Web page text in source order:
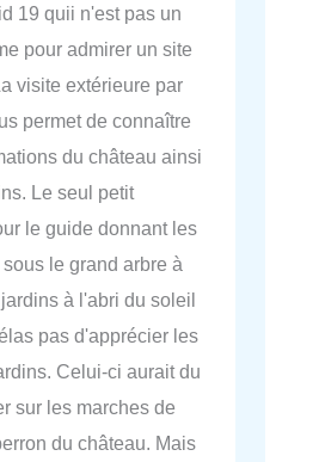
19 quii n'est pas un
pour admirer un site
visite extérieure par
permet de connaître
du château ainsi
Le seul petit
le guide donnant les
le grand arbre à
à l'abri du soleil
pas d'apprécier les
Celui-ci aurait du
sur les marches de
du château. Mais